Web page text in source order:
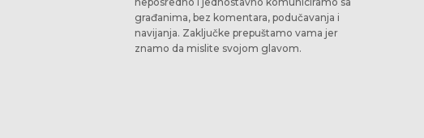
građanima, bez komentara, podučavanja i
navijanja. Zaključke prepuštamo vama jer
znamo da mislite svojom glavom.